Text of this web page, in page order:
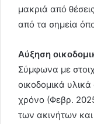
μακριά από
από τα σημεία
Αύξηση
Σύμφωνα με
οικοδομικά
χρόνο (Φεβρ.
των ακινήτων